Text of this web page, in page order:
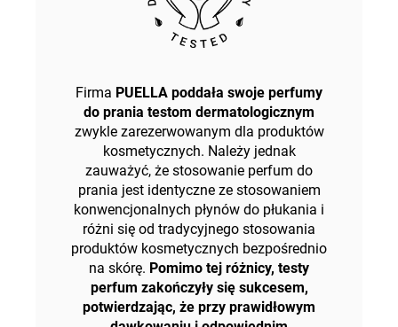
Firma PUELLA poddała swoje perfumy
do prania testom dermatologicznym
zwykle zarezerwowanym dla produktów
kosmetycznych. Należy jednak
zauważyć, że stosowanie perfum do
prania jest identyczne ze stosowaniem
konwencjonalnych płynów do płukania i
różni się od tradycyjnego stosowania
produktów kosmetycznych bezpośrednio
na skórę. Pomimo tej różnicy, testy
perfum zakończyły się sukcesem,
potwierdzając, że przy prawidłowym